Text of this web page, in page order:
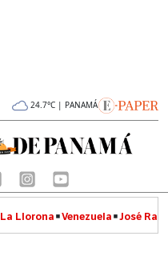
24.7°C | PANAMÁ
La Llorona Venezuela José